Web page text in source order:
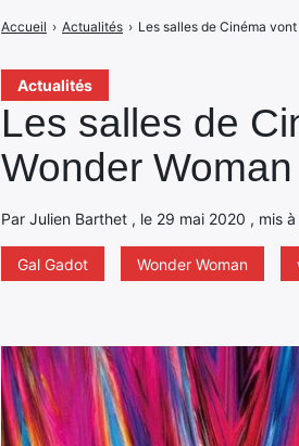
Actualités
Les salles de
Wonder Woman
Par Julien Barthet , le 29 mai 2020 , mis
Gal Gadot Wonder Woman
Accueil › Actualités › Les salles de Cinéma